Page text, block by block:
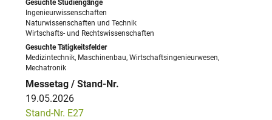
Ingenieurwissenschaften
Naturwissenschaften und Technik
Wirtschafts- und Rechtswissenschaften
Medizintechnik, Maschinenbau, Wirtschaftsingenieurwesen,
Mechatronik
19.05.2026
Stand-Nr. E27